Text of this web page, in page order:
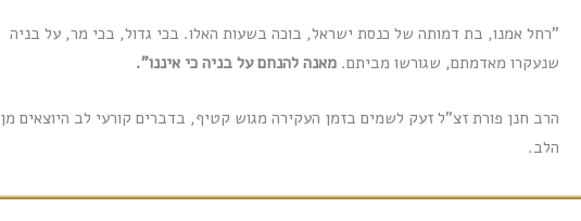
"רחל אמנו, בת דמותה של כנסת ישראל, בוכה בשעות האלו. בכי גדול, בכי מר, על בניה
שנעקרו מאדמתם, שגורשו מביתם. מאנה להנחם על בניה כי איננו".
הרב חנן פורת זצ"ל זעק לשמים בזמן העקירה מגוש קטיף, בדברים קורעי לב היוצאים מן
הלב.